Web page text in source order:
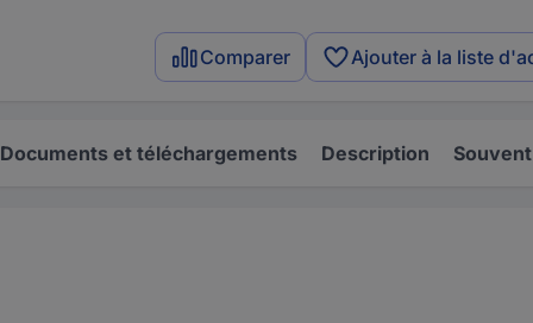
Comparer Ajouter à la liste
Documents et téléchargements Description